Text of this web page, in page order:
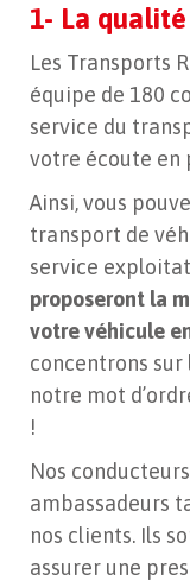
1- La
Les Transports
équipe de 180
service du
votre écoute en
Ainsi, vous
transport de
service
proposeront la
votre véhicule
concentrons
notre mot
!
Nos
ambassadeurs
nos clients. Ils
assurer une